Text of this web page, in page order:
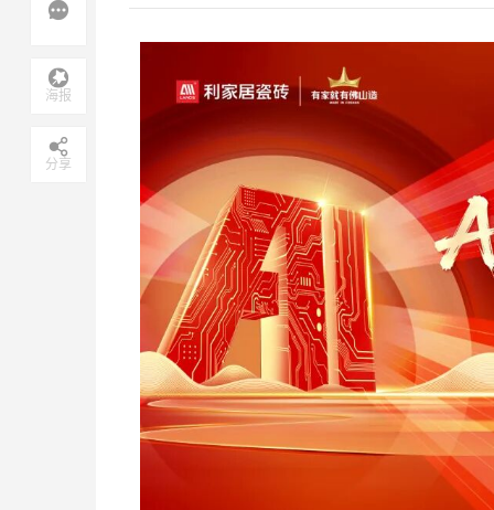
海报
分享